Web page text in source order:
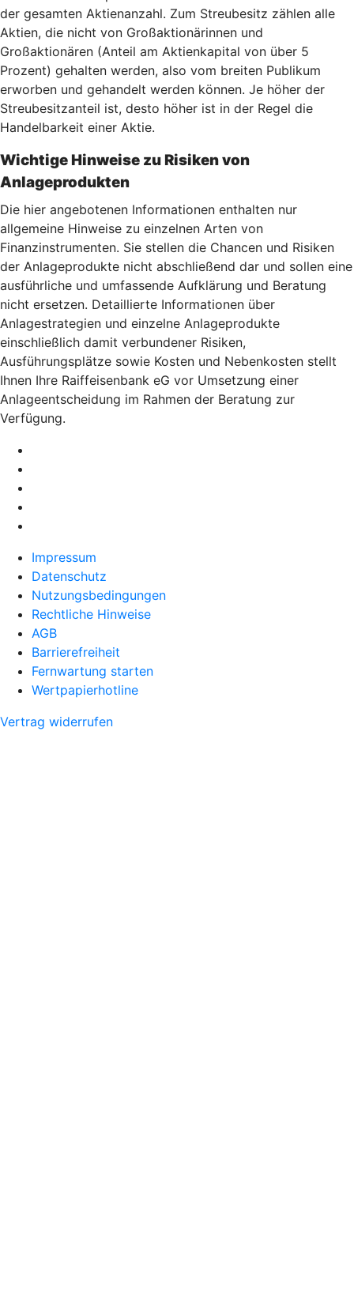
der gesamten Aktienanzahl. Zum Streubesitz zählen alle
Aktien, die nicht von Großaktionärinnen und
Großaktionären (Anteil am Aktienkapital von über 5
Prozent) gehalten werden, also vom breiten Publikum
erworben und gehandelt werden können. Je höher der
Streubesitzanteil ist, desto höher ist in der Regel die
Handelbarkeit einer Aktie.
Wichtige Hinweise zu Risiken von
Anlageprodukten
Die hier angebotenen Informationen enthalten nur
allgemeine Hinweise zu einzelnen Arten von
Finanzinstrumenten. Sie stellen die Chancen und Risiken
der Anlageprodukte nicht abschließend dar und sollen eine
ausführliche und umfassende Aufklärung und Beratung
nicht ersetzen. Detaillierte Informationen über
Anlagestrategien und einzelne Anlageprodukte
einschließlich damit verbundener Risiken,
Ausführungsplätze sowie Kosten und Nebenkosten stellt
Ihnen Ihre Raiffeisenbank eG vor Umsetzung einer
Anlageentscheidung im Rahmen der Beratung zur
Verfügung.
Impressum
Datenschutz
Nutzungsbedingungen
Rechtliche Hinweise
AGB
Barrierefreiheit
Fernwartung starten
Wertpapierhotline
Vertrag widerrufen